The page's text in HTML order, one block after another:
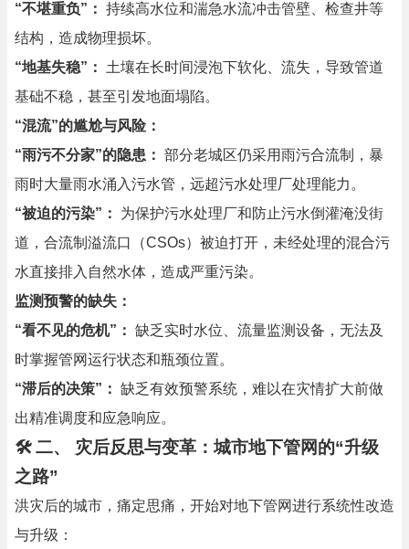
“不堪重负”： 持续高水位和湍急水流冲击管壁、检查井等
结构，造成物理损坏。
“地基失稳”：
土壤在长时间浸泡下软化、流失，导致管道
基础不稳，甚至引发地面塌陷。
“混流”的尴尬与风险：
“雨污不分家”的隐患： 部分老城区仍采用雨污合流制，暴
雨时大量雨水涌入污水管，远超污水处理厂处理能力。
“被迫的污染”：
为保护污水处理厂和防止污水倒灌淹没街
道，合流制溢流口（CSOs）被迫打开，未经处理的混合污
水直接排入自然水体，造成严重污染。
监测预警的缺失：
“看不见的危机”： 缺乏实时水位、流量监测设备，无法及
时掌握管网运行状态和瓶颈位置。
“滞后的决策”： 缺乏有效预警系统，难以在灾情扩大前做
出精准调度和应急响应。
🛠二、 灾后反思与变革：城市地下管网的“升级
之路”
洪灾后的城市，痛定思痛，开始对地下管网进行系统性改造
与升级：